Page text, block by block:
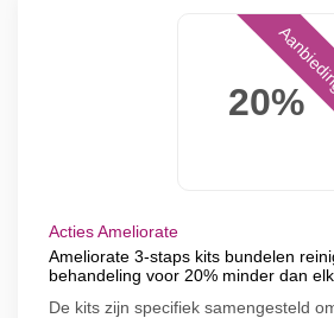
20%
Acties Ameliorate
Ameliorate 3-staps kits bundelen
behandeling voor 20% minder dan
De kits zijn specifiek samengesteld